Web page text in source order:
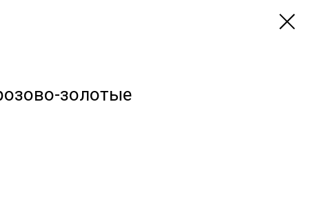
золотые